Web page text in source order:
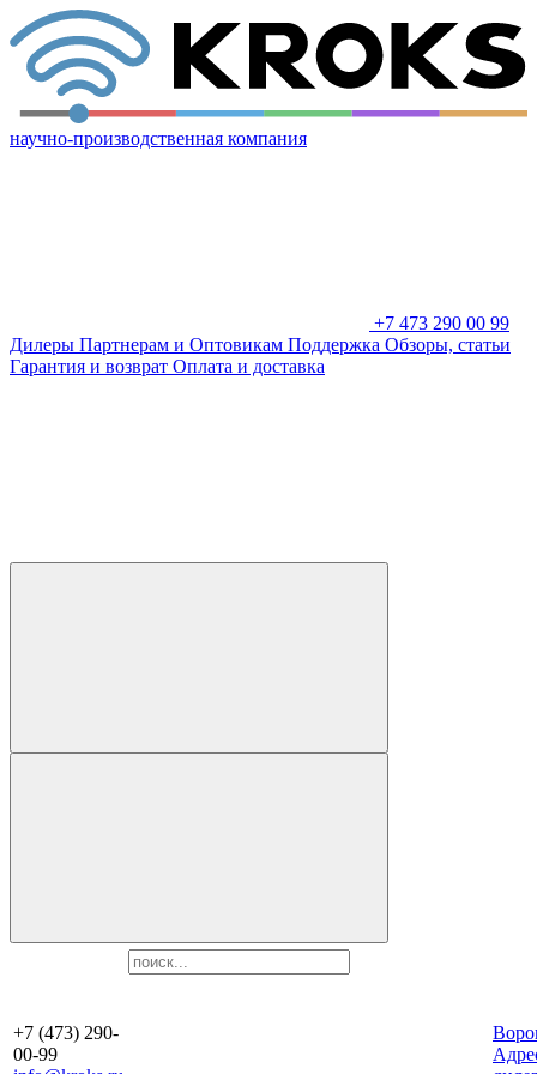
научно-производственная компания
+7 473 290 00 99
Дилеры Партнерам и Оптовикам Поддержка Обзоры, статьи
Гарантия и возврат Оплата и доставка
+7 (473) 290-
00-99